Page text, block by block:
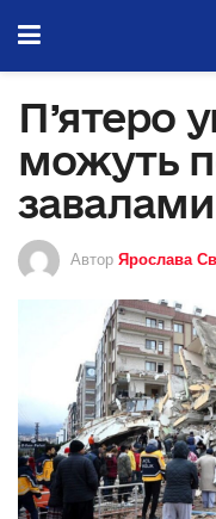
П’ятеро
можуть
Автор Ярослава